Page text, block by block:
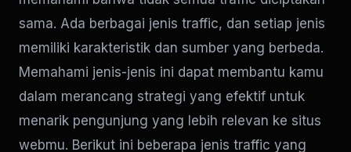
sama. Ada berbagai jenis traffic, dan setiap jenis
memiliki karakteristik dan sumber yang berbeda.
Memahami jenis-jenis ini dapat membantu kamu
dalam merancang strategi yang efektif untuk
menarik pengunjung yang lebih relevan ke situs
webmu. Berikut ini beberapa jenis traffic yang